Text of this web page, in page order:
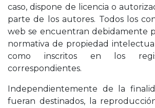
caso, dispone de licencia o
parte de los autores. Todos los
web se encuentran debidamente
normativa de propiedad
como inscritos en los
correspondientes.
Independientemente de la
fueran destinados, la